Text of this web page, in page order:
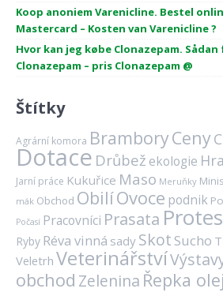
Koop anoniem Varenicline. Bestel
Mastercard – Kosten van Varenicline ?
Hvor kan jeg købe Clonazepam.
Clonazepam – pris Clonazepam @
Štítky
Agrární komora BramboryCeny
Dotace Drůbež ekologie
Jarní práce Kukuřice Maso Meruňky
mák Obchod ObilíOvoce podnik
Počasí Pracovníci Prasata
Ryby Réva vinná sady Skot Sucho
Veletrh Veterinářství
obchod Zelenina Řepka